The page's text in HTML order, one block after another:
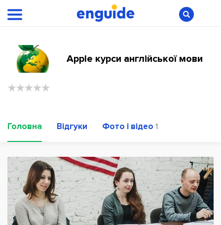
Apple курси англійської мови
Головна Відгуки Фото і відео 1